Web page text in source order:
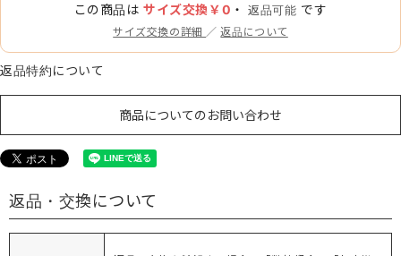
この商品はサイズ交換￥0 ・返品可能 です
サイズ交換の詳細 ／返品について
返品特約について
商品についてのお問い合わせ
返品・交換について